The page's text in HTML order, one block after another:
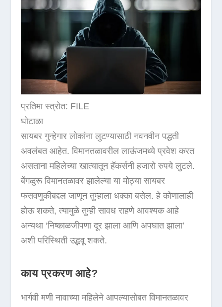
प्रतिमा स्त्रोत: FILE
घोटाळा
सायबर गुन्हेगार लोकांना लुटण्यासाठी नवनवीन पद्धती
अवलंबत आहेत. विमानतळावरील लाऊंजमध्ये प्रवेश करत
असताना महिलेच्या खात्यातून हॅकर्सनी हजारो रुपये लुटले.
बेंगळुरू विमानतळावर झालेल्या या मोठ्या सायबर
फसवणुकीबद्दल जाणून तुम्हाला धक्का बसेल. हे कोणालाही
होऊ शकते, त्यामुळे तुम्ही सावध राहणे आवश्यक आहे
अन्यथा ‘निष्काळजीपणा दूर झाला आणि अपघात झाला’
अशी परिस्थिती उद्भवू शकते.
काय प्रकरण आहे?
भार्गवी मणी नावाच्या महिलेने आपल्यासोबत विमानतळावर